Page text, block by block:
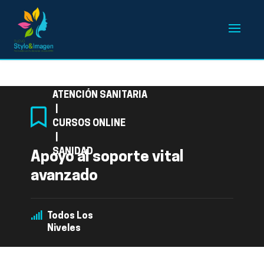
ATENCIÓN SANITARIA
CURSOS ONLINE
SANIDAD
Apoyo al soporte vital
avanzado
Todos Los
Niveles